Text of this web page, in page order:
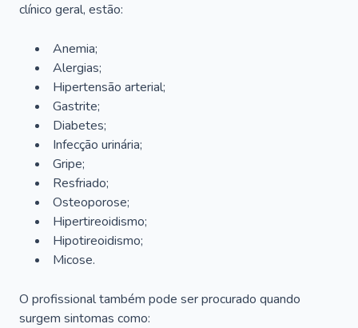
clínico geral, estão:
Anemia;
Alergias;
Hipertensão arterial;
Gastrite;
Diabetes;
Infecção urinária;
Gripe;
Resfriado;
Osteoporose;
Hipertireoidismo;
Hipotireoidismo;
Micose.
O profissional também pode ser procurado quando
surgem sintomas como: